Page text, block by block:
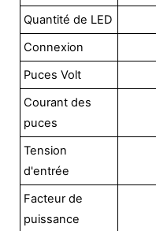
Quantité de LED
Connexion
Puces Volt
Courant des
puces
Tension
d'entrée
Facteur de
puissance